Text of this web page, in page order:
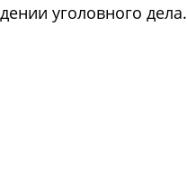
уголовного дела.